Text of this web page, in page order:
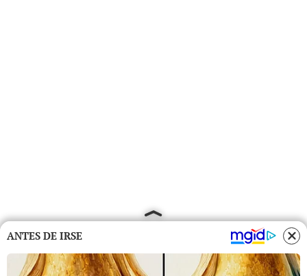
ANTES DE IRSE